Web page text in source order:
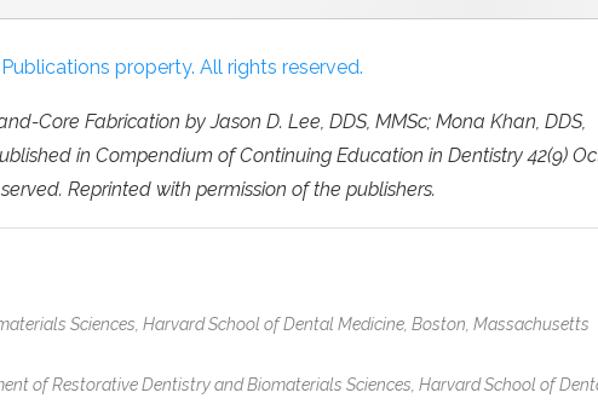
property. All rights reserved.
Core Fabrication by Jason D. Lee, DDS, MMSc; Mona Khan, DDS,
in Compendium of Continuing Education in Dentistry 42(9)
Reprinted with permission of the publishers.
Sciences, Harvard School of Dental Medicine, Boston, Massachusetts
of Restorative Dentistry and Biomaterials Sciences, Harvard School of